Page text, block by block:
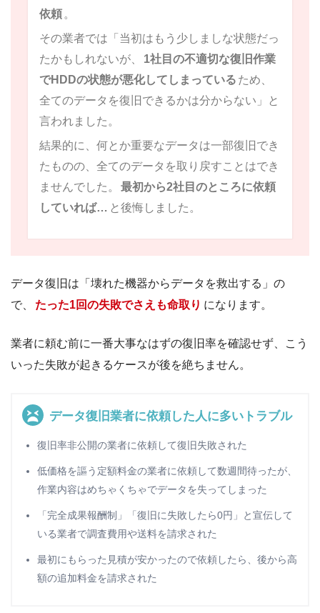
依頼 。
その業者では「当初はもう少しましな状態だっ
たかもしれないが、
1社目の不適切な復旧作業
でHDDの状態が悪化してしまっている ため、
全てのデータを復旧できるかは分からない」と
言われました。
結果的に、何とか重要なデータは一部復旧でき
たものの、全てのデータを取り戻すことはでき
ませんでした。
最初から2社目のところに依頼
していれば… と後悔しました。
データ復旧は「壊れた機器からデータを救出する」の
で、
たった1回の失敗でさえも命取り になります。
業者に頼む前に一番大事なはずの復旧率を確認せず、こう
いった失敗が起きるケースが後を絶ちません。
データ復旧業者に依頼した人に多いトラブル
復旧率非公開の業者に依頼して復旧失敗された
低価格を謳う定額料金の業者に依頼して数週間待ったが、
作業内容はめちゃくちゃでデータを失ってしまった
「完全成果報酬制」「復旧に失敗したら0円」と宣伝して
いる業者で調査費用や送料を請求された
最初にもらった見積が安かったので依頼したら、後から高
額の追加料金を請求された